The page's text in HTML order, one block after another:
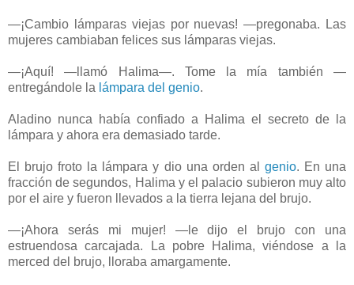
—¡Cambio lámparas viejas por nuevas! —pregonaba. Las
mujeres cambiaban felices sus lámparas viejas.
—¡Aquí! —llamó Halima—. Tome la mía también —
entregándole la lámpara del genio.
Aladino nunca había confiado a Halima el secreto de la
lámpara y ahora era demasiado tarde.
El brujo froto la lámpara y dio una orden al genio. En una
fracción de segundos, Halima y el palacio subieron muy alto
por el aire y fueron llevados a la tierra lejana del brujo.
—¡Ahora serás mi mujer! —le dijo el brujo con una
estruendosa carcajada. La pobre Halima, viéndose a la
merced del brujo, lloraba amargamente.